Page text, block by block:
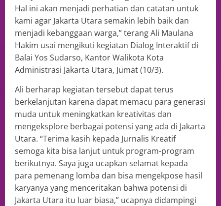
Hal ini akan menjadi perhatian dan catatan untuk
kami agar Jakarta Utara semakin lebih baik dan
menjadi kebanggaan warga,” terang Ali Maulana
Hakim usai mengikuti kegiatan Dialog Interaktif di
Balai Yos Sudarso, Kantor Walikota Kota
Administrasi Jakarta Utara, Jumat (10/3).
Ali berharap kegiatan tersebut dapat terus
berkelanjutan karena dapat memacu para generasi
muda untuk meningkatkan kreativitas dan
mengeksplore berbagai potensi yang ada di Jakarta
Utara. “Terima kasih kepada Jurnalis Kreatif
semoga kita bisa lanjut untuk program-program
berikutnya. Saya juga ucapkan selamat kepada
para pemenang lomba dan bisa mengekpose hasil
karyanya yang menceritakan bahwa potensi di
Jakarta Utara itu luar biasa,” ucapnya didampingi